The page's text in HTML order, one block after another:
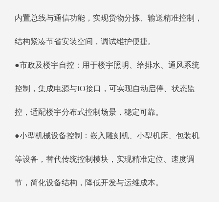
内置总线与通信功能，实现货物分拣、输送精准控制，
结构紧凑节省安装空间，调试维护便捷。
●市政及楼宇自控：用于楼宇照明、给排水、通风系统
控制，集成电源与IO接口，可实现自动启停、状态监
控，适配楼宇分布式控制场景，稳定可靠。
●小型机械设备控制：嵌入雕刻机、小型机床、包装机
等设备，替代传统控制模块，实现精准定位、速度调
节，简化设备结构，降低开发与运维成本。